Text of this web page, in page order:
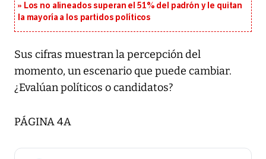
Los no alineados superan el 51% del padrón y le quitan
la mayoría a los partidos políticos
Sus cifras muestran la percepción del
momento, un escenario que puede cambiar.
¿Evalúan políticos o candidatos?
PÁGINA 4A